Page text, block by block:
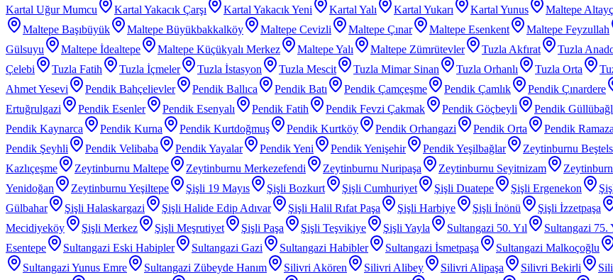
Kartal Uğur Mumcu
Kartal Yakacık Çarşı Kartal Yakacık Yeni Kartal Yalı Kartal Yukarı Kartal Yunus Maltepe
Maltepe Başıbüyük
Maltepe Büyükbakkalköy Maltepe Cevizli Maltepe Çınar Maltepe Esenkent Maltepe Feyzullah
Gülsuyu
Maltepe İdealtepe Maltepe Küçükyalı Merkez Maltepe Yalı Maltepe Zümrütevler Tuzla Akfırat Tuzla
Çelebi
Tuzla Fatih Tuzla İçmeler Tuzla İstasyon Tuzla Mescit Tuzla Mimar Sinan Tuzla Orhanlı Tuzla Orta
Ahmet Yesevi
Pendik Bahçelievler Pendik Ballıca Pendik Batı Pendik Çamçeşme Pendik Çamlık Pendik Çınardere
Ertuğrulgazi
Pendik Esenler Pendik Esenyalı Pendik Fatih Pendik Fevzi Çakmak Pendik Göçbeyli Pendik
Pendik Kaynarca
Pendik Kurna Pendik Kurtdoğmuş Pendik Kurtköy Pendik Orhangazi Pendik Orta Pendik
Pendik Şeyhli
Pendik Velibaba Pendik Yayalar Pendik Yeni Pendik Yenişehir Pendik Yeşilbağlar Zeytinburnu
Kazlıçeşme
Zeytinburnu Maltepe Zeytinburnu Merkezefendi Zeytinburnu Nuripaşa Zeytinburnu Seyitnizam
Yenidoğan
Zeytinburnu Yeşiltepe Şişli 19 Mayıs Şişli Bozkurt Şişli Cumhuriyet Şişli Duatepe Şişli Ergenekon
Gülbahar
Şişli Halaskargazi Şişli Halide Edip Adıvar Şişli Halil Rıfat Paşa Şişli Harbiye Şişli İnönü Şişli İzzetpaşa
Mecidiyeköy
Şişli Merkez Şişli Meşrutiyet Şişli Paşa Şişli Teşvikiye Şişli Yayla Sultangazi 50. Yıl Sultangazi 75.
Esentepe
Sultangazi Eski Habipler Sultangazi Gazi Sultangazi Habibler Sultangazi İsmetpaşa Sultangazi Malkoçoğlu
Sultangazi Yunus Emre
Sultangazi Zübeyde Hanım Silivri Akören Silivri Alibey Silivri Alipaşa Silivri Bekirli